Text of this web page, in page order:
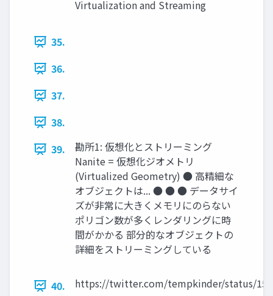
Virtualization and Streaming
35.
36.
37.
38.
39.
勘所1: 仮想化とストリーミング
Nanite = 仮想化ジオメトリ
(Virtualized Geometry) ● 高精細な
オブジェクトは... ● ● ● データサイ
ズが非常に大きくメモリにのらない
ポリゴン数が多くレンダリングに時
間がかかる 部分的なオブジェクトの
詳細をストリーミングしている
40.
https://twitter.com/tempkinder/status/